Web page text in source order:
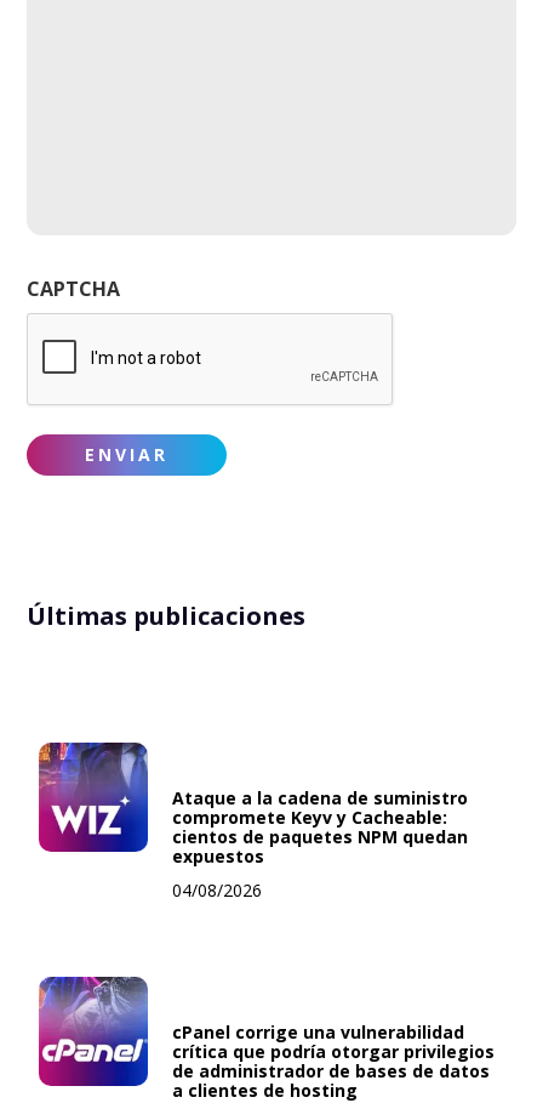
CAPTCHA
Últimas publicaciones
Ataque a la cadena de suministro
compromete Keyv y Cacheable:
cientos de paquetes NPM quedan
expuestos
04/08/2026
cPanel corrige una vulnerabilidad
crítica que podría otorgar privilegios
de administrador de bases de datos
a clientes de hosting